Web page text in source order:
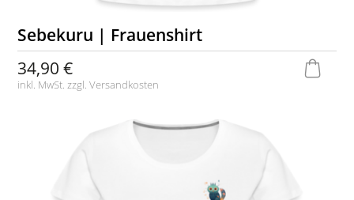
Sebekuru | Frauenshirt
34,90 €
inkl. MwSt. zzgl.Versandkosten